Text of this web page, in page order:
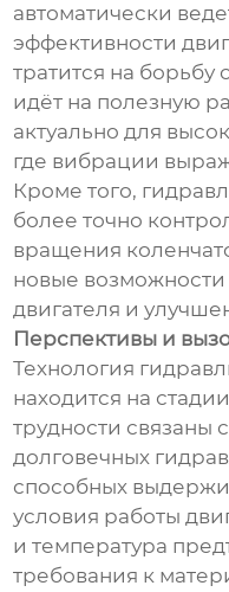
автоматически
эффективности
тратится на
идёт на полезную
актуально для
где вибрации
Кроме того,
более точно
вращения
новые
двигателя и
Перспективы и
Технология
находится на
трудности связаны
долговечных
способных
условия работы
и температура
требования к